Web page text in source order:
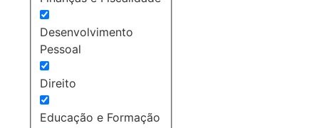
Desenvolvimento
Pessoal
Direito
Educação e Formação